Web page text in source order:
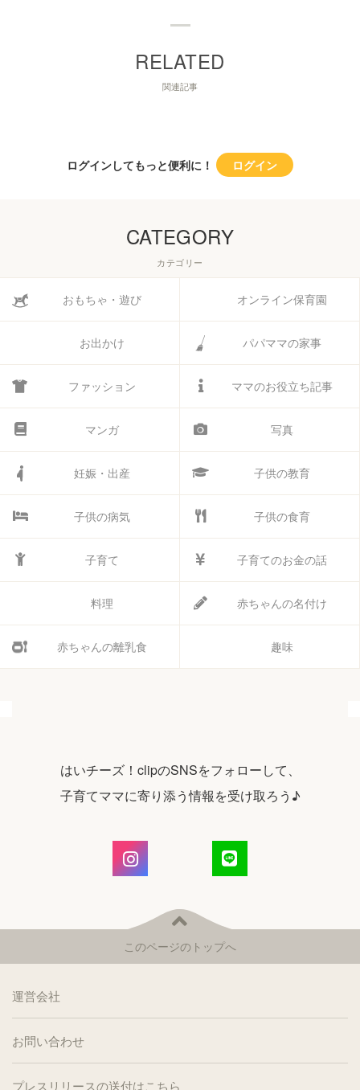
関連記事
ログインしてもっと便利に！ ログイン
CATEGORY
カテゴリー
おもちゃ・遊び オンライン保育園
お出かけ パパママの家事
ファッション ママのお役立ち記事
マンガ 写真
妊娠・出産 子供の教育
子供の病気 子供の食育
子育て 子育てのお金の話
料理 赤ちゃんの名付け
赤ちゃんの離乳食 趣味
はいチーズ！clipのSNSをフォローして、
子育てママに寄り添う情報を受け取ろう♪
このページのトップへ
運営会社
お問い合わせ
プレスリリースの送付はこちら